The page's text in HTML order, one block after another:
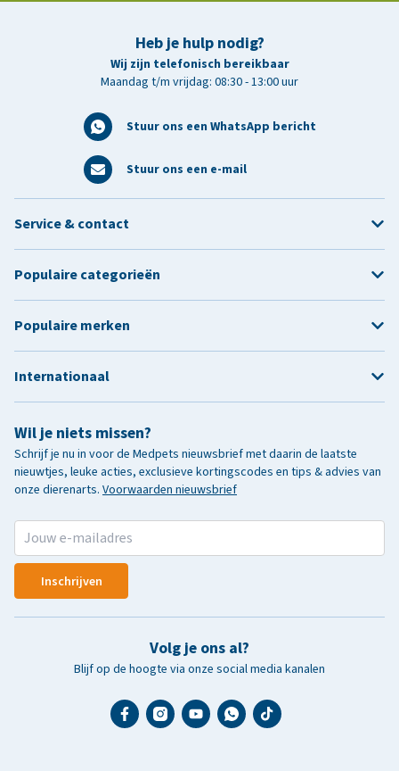
Heb je hulp nodig?
Wij zijn telefonisch bereikbaar
Maandag t/m vrijdag: 08:30 - 13:00 uur
Stuur ons een WhatsApp bericht
Stuur ons een e-mail
Wil je niets missen?
Schrijf je nu in voor de Medpets nieuwsbrief met daarin de laatste
nieuwtjes, leuke acties, exclusieve kortingscodes en tips & advies van
onze dierenarts. Voorwaarden nieuwsbrief
Inschrijven
Volg je ons al?
Blijf op de hoogte via onze social media kanalen
Service & contact
Populaire categorieën
Populaire merken
Internationaal